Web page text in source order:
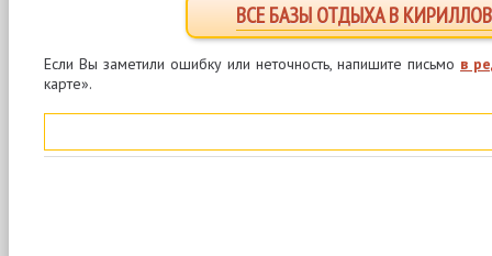
ВСЕ БАЗЫ ОТДЫХА В
Если Вы заметили ошибку или неточность, напишите письмо в
карте».